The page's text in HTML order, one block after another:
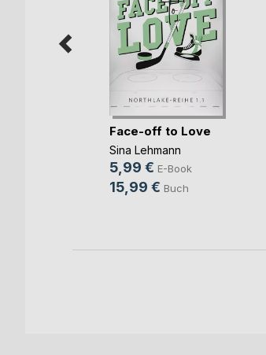
Face-off to Love
Sina Lehmann
5,99 € E-Book
15,99 € Buch